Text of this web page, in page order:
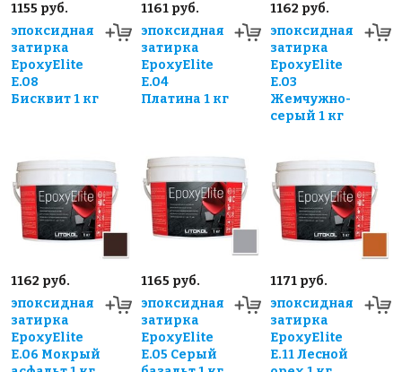
1155 руб.
эпоксидная
затирка
EpoxyElite
E.08
Бисквит 1 кг
1161 руб.
эпоксидная
затирка
EpoxyElite
E.04
Платина 1 кг
1162 руб.
эпоксидная
затирка
EpoxyElite
E.03
Жемчужно-
серый 1 кг
1162 руб.
эпоксидная
затирка
EpoxyElite
E.06 Мокрый
1165 руб.
эпоксидная
затирка
EpoxyElite
E.05 Серый
1171 руб.
эпоксидная
затирка
EpoxyElite
E.11 Лесной